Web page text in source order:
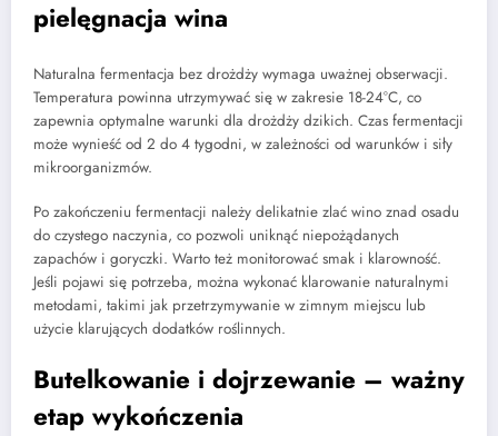
pielęgnacja wina
Naturalna fermentacja bez drożdży wymaga uważnej obserwacji.
Temperatura powinna utrzymywać się w zakresie 18-24°C, co
zapewnia optymalne warunki dla drożdży dzikich. Czas fermentacji
może wynieść od 2 do 4 tygodni, w zależności od warunków i siły
mikroorganizmów.
Po zakończeniu fermentacji należy delikatnie zlać wino znad osadu
do czystego naczynia, co pozwoli uniknąć niepożądanych
zapachów i goryczki. Warto też monitorować smak i klarowność.
Jeśli pojawi się potrzeba, można wykonać klarowanie naturalnymi
metodami, takimi jak przetrzymywanie w zimnym miejscu lub
użycie klarujących dodatków roślinnych.
Butelkowanie i dojrzewanie – ważny
etap wykończenia